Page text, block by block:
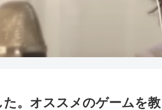
。オススメのゲームを教